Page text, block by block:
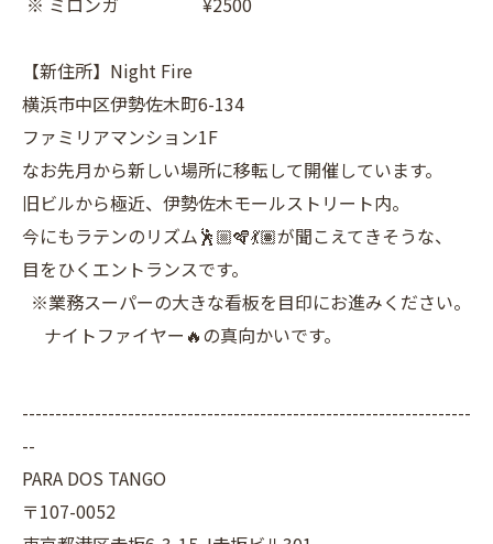
【新住所】Night Fire
横浜市中区伊勢佐木町6-134
ファミリアマンション1F
なお先月から新しい場所に移転して開催しています。
旧ビルから極近、伊勢佐木モールストリート内。
今にもラテンのリズム🕺🏼🪇💃🏽が聞こえてきそうな、
目をひくエントランスです。
※業務スーパーの大きな看板を目印にお進みください。
ナイトファイヤー🔥の真向かいです。
--------------------------------------------------------------------
--
PARA DOS TANGO
〒107-0052